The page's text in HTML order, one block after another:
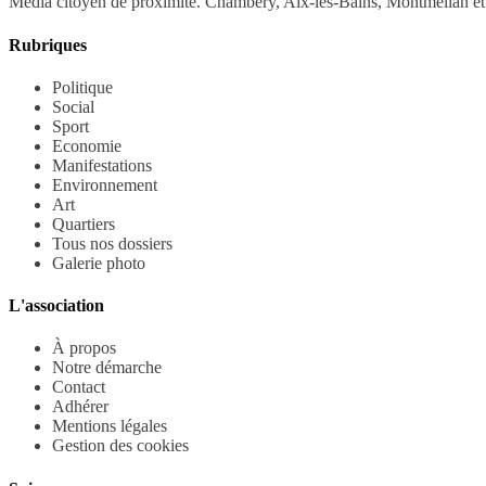
Rubriques
Politique
Social
Sport
Economie
Manifestations
Environnement
Art
Quartiers
Tous nos dossiers
Galerie photo
L'association
À propos
Notre démarche
Contact
Adhérer
Mentions légales
Gestion des cookies